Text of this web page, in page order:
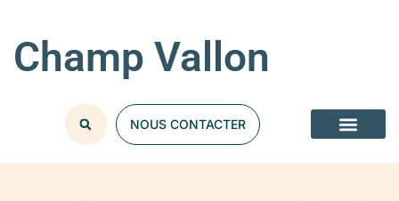
Champ Vallon
NOUS CONTACTER